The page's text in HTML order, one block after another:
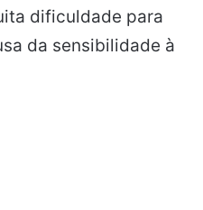
dificuldade para
da sensibilidade à